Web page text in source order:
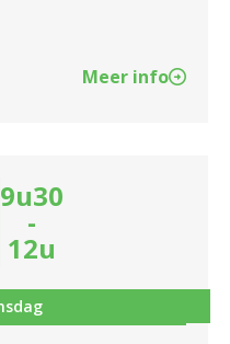
Meer info
9u30
-
12u